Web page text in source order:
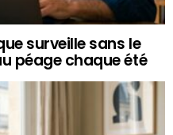
surveille sans le
péage chaque été